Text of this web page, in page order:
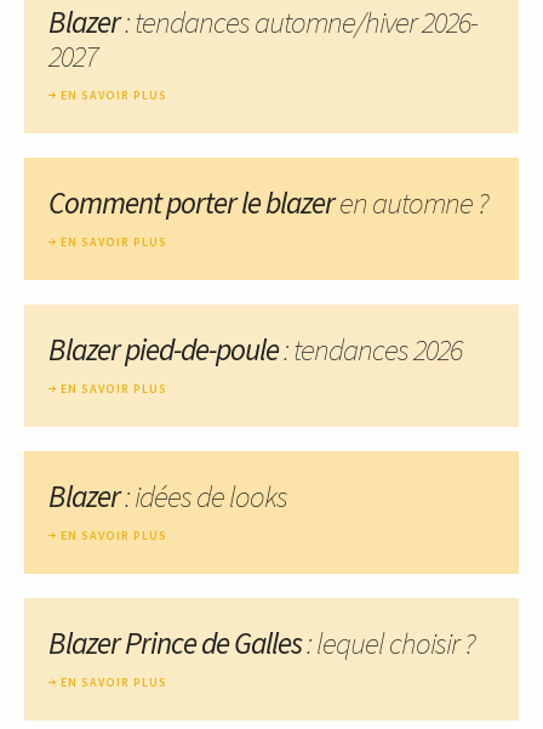
Blazer: tendances automne/hiver 2026-
2027
EN SAVOIR PLUS
Comment porter le blazeren automne ?
EN SAVOIR PLUS
Blazer pied-de-poule: tendances 2026
EN SAVOIR PLUS
Blazer: idées de looks
EN SAVOIR PLUS
Blazer Prince de Galles: lequel choisir ?
EN SAVOIR PLUS